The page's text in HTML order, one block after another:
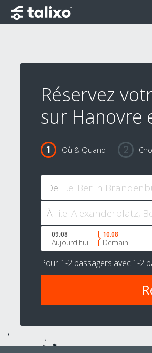
Réservez
sur Hanovre
Où & Quand
De:
À:
09.08
Aujourd'hui
10.08
Demain
Pour 1-2 passagers avec 1-2